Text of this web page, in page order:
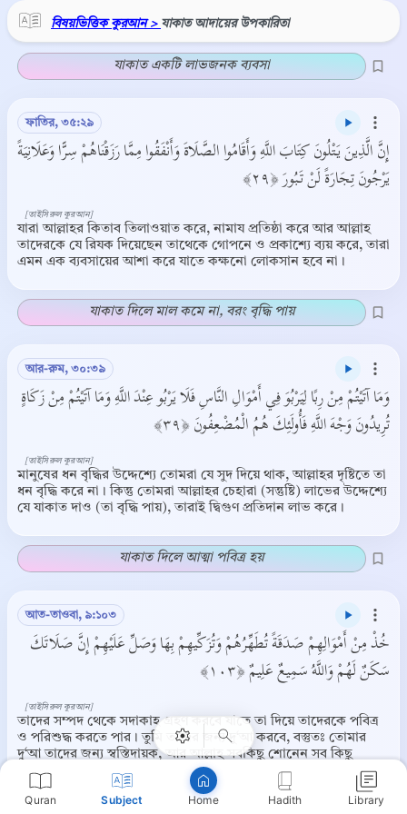
Quran Subject Home Hadith Library
বিষয়ভিত্তিক কুরআন > যাকাত আদায়ের উপকারিতা
যাকাত একটি লাভজনক ব্যবসা
ফাতির, ৩৫:২৯
إِنَّ الَّذِينَ يَتْلُونَ كِتَابَ اللَّهِ وَأَقَامُوا الصَّلَاةَ وَأَنْفَقُوا مِمَّا رَزَقْنَاهُمْ سِرًّا وَعَلَانِيَةً
يَرْجُونَ تِجَارَةً لَنْ تَبُورَ ﴿٢٩﴾
যারা আল্লাহর কিতাব তিলাওয়াত করে, নামায প্রতিষ্ঠা করে আর আল্লাহ
তাদেরকে যে রিযক দিয়েছেন তাথেকে গোপনে ও প্রকাশ্যে ব্যয় করে, তারা
এমন এক ব্যবসায়ের আশা করে যাতে কক্ষনো লোকসান হবে না।
[তাইসিরুল কুরআন]
যাকাত দিলে মাল কমে না, বরং বৃদ্ধি পায়
আর-রুম, ৩০:৩৯
وَمَا آتَيْتُمْ مِنْ رِبًا لِيَرْبُوَ فِي أَمْوَالِ النَّاسِ فَلَا يَرْبُو عِنْدَ اللَّهِ وَمَا آتَيْتُمْ مِنْ زَكَاةٍ
تُرِيدُونَ وَجْهَ اللَّهِ فَأُولَئِكَ هُمُ الْمُضْعِفُونَ ﴿٣٩﴾
মানুষের ধন বৃদ্ধির উদ্দেশ্যে তোমরা যে সুদ দিয়ে থাক, আল্লাহর দৃষ্টিতে তা
ধন বৃদ্ধি করে না। কিন্তু তোমরা আল্লাহর চেহারা (সন্তুষ্টি) লাভের উদ্দেশ্যে
যে যাকাত দাও (তা বৃদ্ধি পায়), তারাই দ্বিগুণ প্রতিদান লাভ করে।
[তাইসিরুল কুরআন]
যাকাত দিলে আত্মা পবিত্র হয়
আত-তাওবা, ৯:১০৩
خُذْ مِنْ أَمْوَالِهِمْ صَدَقَةً تُطَهِّرُهُمْ وَتُزَكِّيهِمْ بِهَا وَصَلِّ عَلَيْهِمْ إِنَّ صَلَاتَكَ
سَكَنٌ لَهُمْ وَاللَّهُ سَمِيعٌ عَلِيمٌ ﴿١٠٣﴾
তাদের সম্পদ থেকে সদাকাহ গ্রহণ করবে যাতে তা দিয়ে তাদেরকে পবিত্র
ও পরিশুদ্ধ করতে পার। তুমি তাদের জন্য দু‘আ করবে, বস্তুতঃ তোমার
দু‘আ তাদের জন্য স্বস্তিদায়ক, আর আল্লাহ সবকিছু শোনেন সব কিছু
জানেন।
[তাইসিরুল কুরআন]
Copy